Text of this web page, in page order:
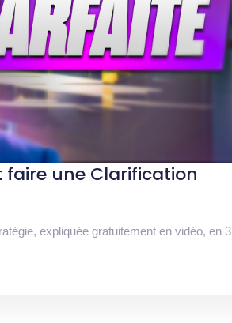
faire une Clarification
expliquée gratuitement en vidéo, en 3